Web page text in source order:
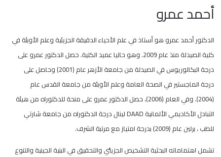
أحمد عمرو
الدكتور أحمد عمرو هو أستاذ في علم الأحياء الدقيقة الجزيئية وعلم الأوبئة في
كلية الصيدلة منذ عام 2009. وهو حاليا عميد الكلية. حصل الدكتور عمرو على
درجة البكالوريوس في الصيدلة من جامعة الأزهر عام (2001) وحاصل على
درجة الماجستير في الصحة العامة وعلم الأوبئة من جامعة القدس عام
(2004). وفي العام (2006)، حصل الدكتور عمرو على منحة للدكتوراه من هيئة
التبادل الأكاديمي الألمانية DAAD لينال درجة الدكتوراه من جامعة شارتي
للطب ، برلين عام (2009) بدرجة امتياز مع مرتبة الشرف.
تشمل اهتماماته البحثية التشخيص الجزيئي والتحقيق في البنية الجينية والتنوع